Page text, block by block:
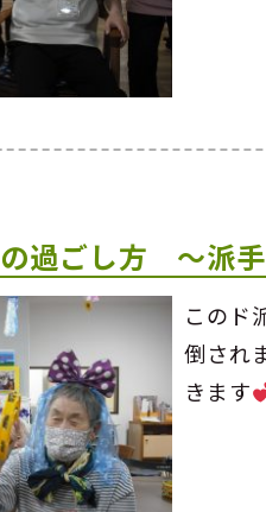
過ごし方 ～派
このド
倒され
きます